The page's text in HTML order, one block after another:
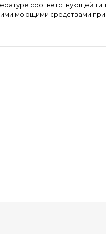
соответствующей
моющими средствами